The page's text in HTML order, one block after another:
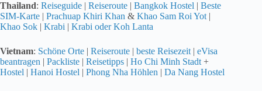
Thailand: Reiseguide | Reiseroute | Bangkok Hostel | Beste
SIM-Karte | Prachuap Khiri Khan & Khao Sam Roi Yot |
Khao Sok | Krabi | Krabi oder Koh Lanta
Vietnam: Schöne Orte | Reiseroute | beste Reisezeit | eVisa
beantragen | Packliste | Reisetipps | Ho Chi Minh Stadt +
Hostel | Hanoi Hostel | Phong Nha Höhlen | Da Nang Hostel